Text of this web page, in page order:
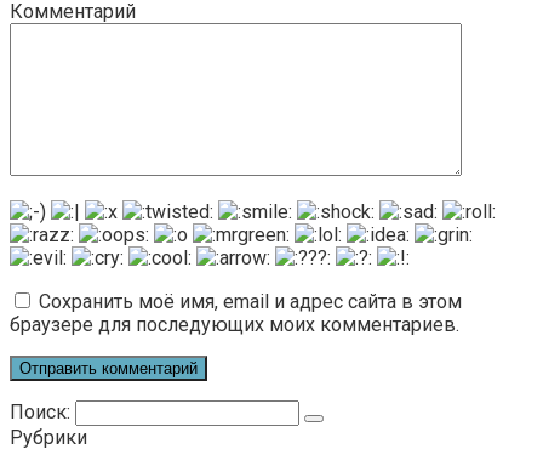
Комментарий
Сохранить моё имя, email и адрес сайта в этом
браузере для последующих моих комментариев.
Поиск:
Рубрики